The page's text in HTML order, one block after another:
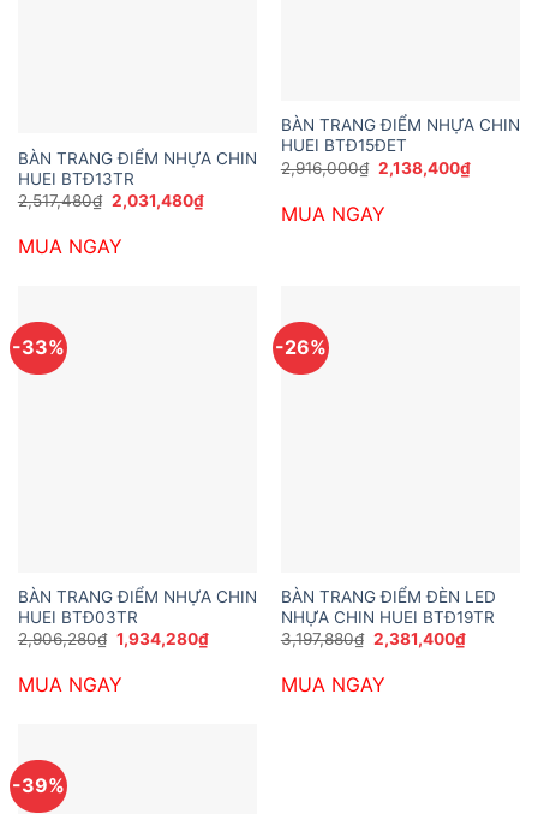
BÀN TRANG ĐIỂM NHỰA CHIN
HUEI BTĐ13TR
2,517,480₫ Giá
gốc
2,517,480₫.
2,031,480₫Giá
hiện
MUA NGAY
BÀN TRANG ĐIỂM NHỰA CHIN
HUEI BTĐ15ĐET
2,916,000₫ Giá
gốc
2,916,000₫.
2,138,400₫Giá
hiện
MUA NGAY
-33%
BÀN TRANG ĐIỂM NHỰA CHIN
HUEI BTĐ03TR
2,906,280₫ Giá
gốc
2,906,280₫.
1,934,280₫Giá
hiện
MUA NGAY
-26%
BÀN TRANG ĐIỂM ĐÈN LED
NHỰA CHIN HUEI BTĐ19TR
3,197,880₫ Giá
gốc
3,197,880₫.
2,381,400₫Giá
hiện
MUA NGAY
-39%